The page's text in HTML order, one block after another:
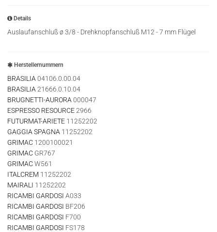
Details
Auslaufanschluß ø 3/8 - Drehknopfanschluß M12 - 7 mm Flügel
Herstellernummern
BRASILIA 04106.0.00.04
BRASILIA 21666.0.10.04
BRUGNETTI-AURORA 000047
ESPRESSO RESOURCE2966
FUTURMAT-ARIETE 11252202
GAGGIA SPAGNA 11252202
GRIMAC 1200100021
GRIMAC GR767
GRIMACW561
ITALCREM 11252202
MAIRALI 11252202
RICAMBI GARDOSI A033
RICAMBI GARDOSI BF206
RICAMBI GARDOSI F700
RICAMBI GARDOSI FS178